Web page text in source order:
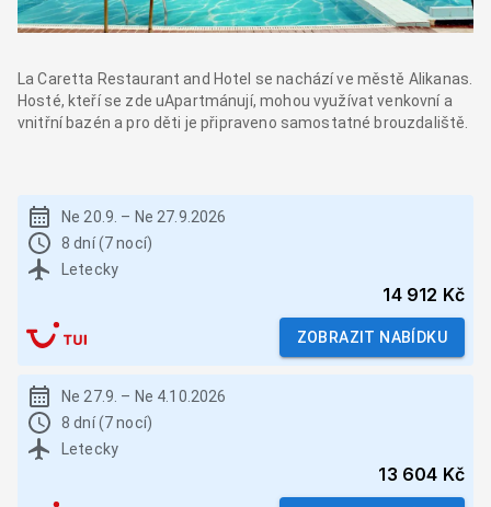
La Caretta Restaurant and Hotel se nachází ve městě Alikanas.
Hosté, kteří se zde uApartmánují, mohou využívat venkovní a
vnitřní bazén a pro děti je připraveno samostatné brouzdaliště.
Ne 20.9. – Ne 27.9.2026
8 dní (7 nocí)
Letecky
14 912 Kč
ZOBRAZIT NABÍDKU
Ne 27.9. – Ne 4.10.2026
8 dní (7 nocí)
Letecky
13 604 Kč